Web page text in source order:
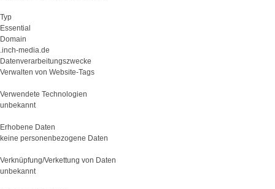
Typ
Essential
Domain
.inch-media.de
Datenverarbeitungszwecke
Verwalten von Website-Tags
Verwendete Technologien
unbekannt
Erhobene Daten
keine personenbezogene Daten
Verknüpfung/Verkettung von Daten
unbekannt